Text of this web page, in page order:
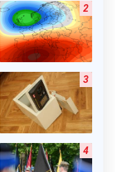
2
3
4